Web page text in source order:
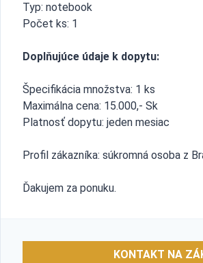
Typ: notebook
Počet ks: 1
Doplňujúce údaje k dopytu:
Špecifikácia množstva: 1 ks
Maximálna cena: 15.000,- Sk
Platnosť dopytu: jeden mesiac
Profil zákazníka: súkromná osoba z
Ďakujem za ponuku.
KONTAKT NA